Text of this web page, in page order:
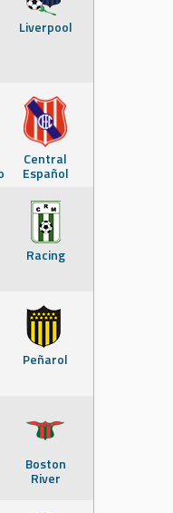
Liverpool
Central
Español
Racing
Peñarol
Boston
River